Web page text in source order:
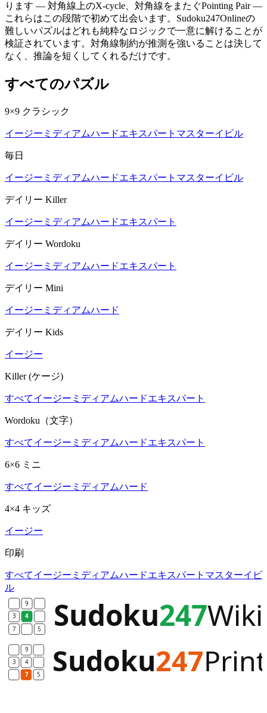
ります — 対角線上のX-cycle、対角線をまたぐPointing Pair —
これらはこの段階で初めて出会います。Sudoku247Onlineの
難しいパズルはどれも純粋なロジックで一意に解けることが
検証されています。対角線制約が推測を強いることは決して
なく、推論を短くしてくれるだけです。
すべてのパズル
9×9 クラシック
イージー ミディアムハードエキスパート マスターイビル
毎日
イージー ミディアムハードエキスパート マスターイビル
デイリー Killer
イージー ミディアムハードエキスパート
デイリー Wordoku
イージー ミディアムハードエキスパート
デイリー Mini
イージー ミディアムハード
デイリー Kids
イージー
Killer (ケージ)
すべてイージー ミディアムハードエキスパート
Wordoku（文字）
すべてイージー ミディアムハードエキスパート
6×6 ミニ
すべてイージー ミディアムハード
4×4 キッズ
イージー
印刷
すべてイージー ミディアムハードエキスパート マスターイビ
ル